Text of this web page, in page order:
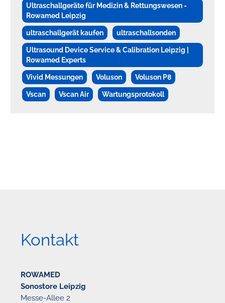
Ultraschallgeräte für Medizin & Rettungswesen -
Rowamed Leipzig
ultraschallgerät kaufen
ultraschallsonden
Ultrasound Device Service & Calibration Leipzig |
Rowamed Experts
Vivid Messungen
Voluson
Voluson P8
Vscan
Vscan Air Wartungsprotokoll
Kontakt
ROWAMED
Sonostore Leipzig
Messe-Allee 2